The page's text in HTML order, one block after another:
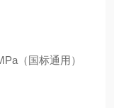
（国标通用）